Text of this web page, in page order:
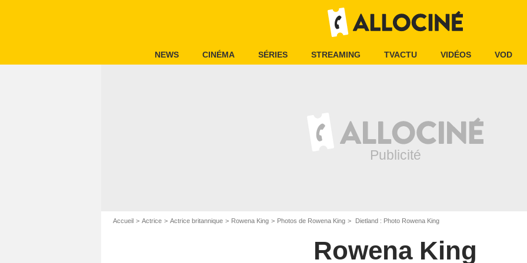
NEWS CINÉMA SÉRIES STREAMING TVACTU VIDÉOS VOD
Accueil Actrice Actrice britannique Rowena King Photos de Rowena King Dietland : Photo Rowena King
Rowena King